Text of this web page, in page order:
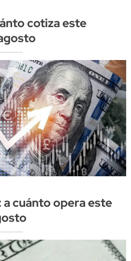
cotiza este
a cuánto opera este